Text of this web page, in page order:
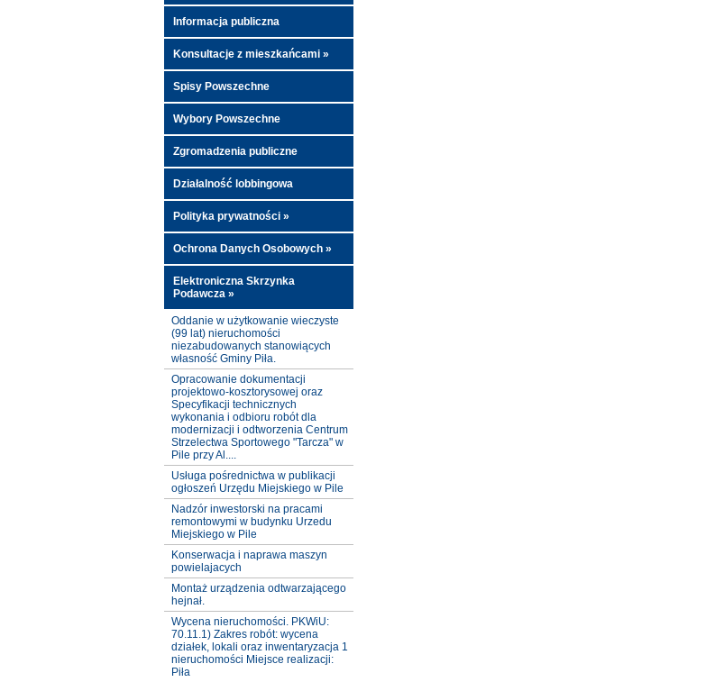
Informacja publiczna
Konsultacje z mieszkańcami »
Spisy Powszechne
Wybory Powszechne
Zgromadzenia publiczne
Działalność lobbingowa
Polityka prywatności »
Ochrona Danych Osobowych »
Elektroniczna Skrzynka
Podawcza »
Oddanie w użytkowanie wieczyste
(99 lat) nieruchomości
niezabudowanych stanowiących
własność Gminy Piła.
Opracowanie dokumentacji
projektowo-kosztorysowej oraz
Specyfikacji technicznych
wykonania i odbioru robót dla
modernizacji i odtworzenia Centrum
Strzelectwa Sportowego "Tarcza" w
Pile przy Al....
Usługa pośrednictwa w publikacji
ogłoszeń Urzędu Miejskiego w Pile
Nadzór inwestorski na pracami
remontowymi w budynku Urzedu
Miejskiego w Pile
Konserwacja i naprawa maszyn
powielajacych
Montaż urządzenia odtwarzającego
hejnał.
Wycena nieruchomości. PKWiU:
70.11.1) Zakres robót: wycena
działek, lokali oraz inwentaryzacja 1
nieruchomości Miejsce realizacji:
Piła